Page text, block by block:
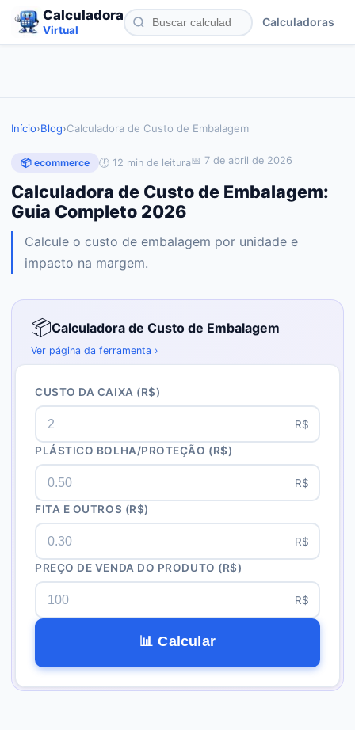
Calculadora
Virtual
Calculadoras
Início›Blog›Calculadora de Custo de Embalagem
📦 ecommerce 🕐 12 min de leitura📅 7 de abril de 2026
Calculadora de Custo de Embalagem:
Guia Completo 2026
Calcule o custo de embalagem por unidade e
impacto na margem.
📦Calculadora de Custo de Embalagem
Ver página da ferramenta ›
CUSTO DA CAIXA (R$)
R$
PLÁSTICO BOLHA/PROTEÇÃO (R$)
R$
FITA E OUTROS (R$)
R$
PREÇO DE VENDA DO PRODUTO (R$)
R$
📊 Calcular